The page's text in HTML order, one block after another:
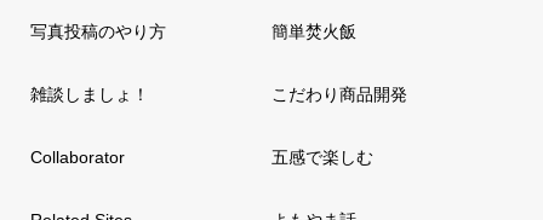
写真投稿のやり方
雑談しましょ！
Collaborator
簡単焚火飯
こだわり商品開発
五感で楽しむ